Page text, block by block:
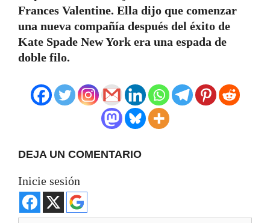
Frances Valentine. Ella dijo que comenzar
una nueva compañía después del éxito de
Kate Spade New York era una espada de
doble filo.
DEJA UN COMENTARIO
Inicie sesión